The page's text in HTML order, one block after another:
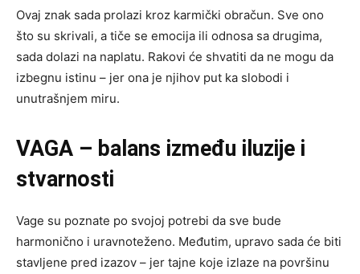
Ovaj znak sada prolazi kroz karmički obračun. Sve ono
što su skrivali, a tiče se emocija ili odnosa sa drugima,
sada dolazi na naplatu. Rakovi će shvatiti da ne mogu da
izbegnu istinu – jer ona je njihov put ka slobodi i
unutrašnjem miru.
VAGA – balans između iluzije i
stvarnosti
Vage su poznate po svojoj potrebi da sve bude
harmonično i uravnoteženo. Međutim, upravo sada će biti
stavljene pred izazov – jer tajne koje izlaze na površinu